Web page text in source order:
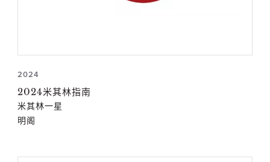
2024
2024米其林指南
米其林一星
明阁